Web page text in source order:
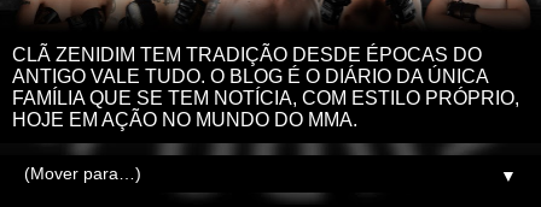
CLÃ ZENIDIM TEM TRADIÇÃO DESDE ÉPOCAS DO
ANTIGO VALE TUDO. O BLOG É O DIÁRIO DA ÚNICA
FAMÍLIA QUE SE TEM NOTÍCIA, COM ESTILO PRÓPRIO,
HOJE EM AÇÃO NO MUNDO DO MMA.
▼